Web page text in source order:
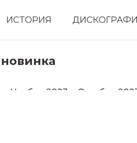
ИСТОРИЯ
новинка
Ноябрь 2023 Октябрь